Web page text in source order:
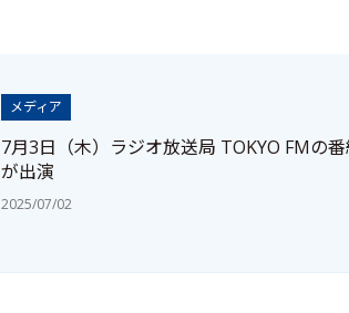
メディア
7月3日（木）ラジオ放送局 TOKYO FMの
が出演
2025/07/02